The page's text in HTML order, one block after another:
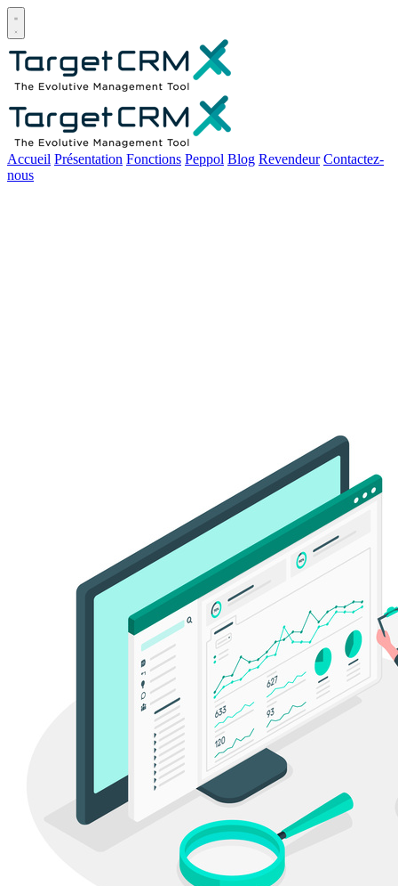
Open main menu
Accueil Présentation Fonctions Peppol Blog Revendeur Contactez-
nous